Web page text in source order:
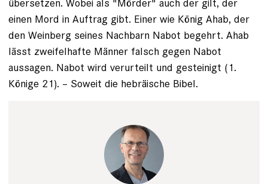
einen Mord in Auftrag gibt. Einer wie König Ahab, der
den Weinberg seines Nachbarn Nabot begehrt. Ahab
lässt zweifelhafte Männer falsch gegen Nabot
aussagen. Nabot wird verurteilt und gesteinigt (1.
Könige 21). – Soweit die hebräische Bibel.